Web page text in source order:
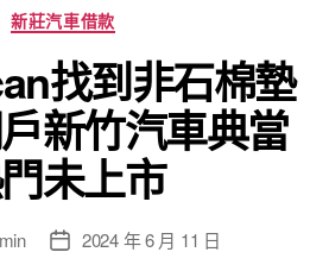
分
類
新莊汽車借款
找到非石棉墊
新竹汽車典當
未上市
文 2024 年 6 月 11 日